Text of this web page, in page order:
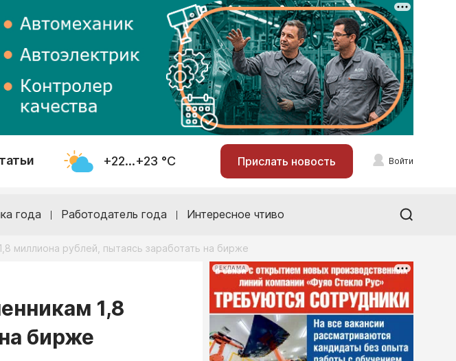
+22...+23 °С Прислать новость Войти
года Работодатель года Интересное чтиво
миллиона рублей, пытаясь заработать на бирже
1,8
бирже
РЕКЛАМА